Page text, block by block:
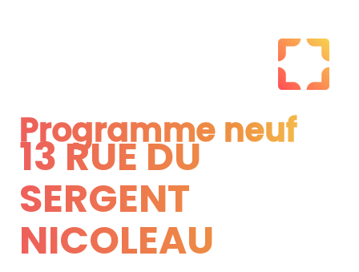
Programme neuf
Programme neuf
13 RUE DU
SERGENT
NICOLEAU